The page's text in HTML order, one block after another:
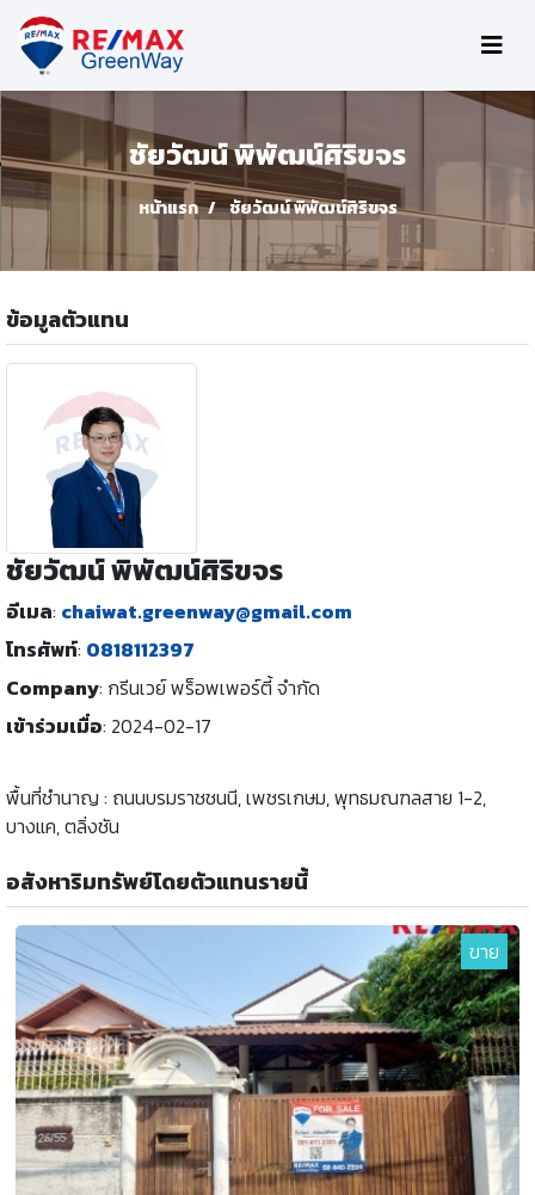
ชัยวัฒน์ พิพัฒน์ศิริขจร
หน้าแรก ชัยวัฒน์ พิพัฒน์ศิริขจร
ข้อมูลตัวแทน
ชัยวัฒน์ พิพัฒน์ศิริขจร
อีเมล: chaiwat.greenway@gmail.com
โทรศัพท์: 0818112397
Company: กรีนเวย์ พร็อพเพอร์ตี้ จำกัด
เข้าร่วมเมื่อ: 2024-02-17
พื้นที่ชำนาญ : ถนนบรมราชชนนี, เพชรเกษม, พุทธมณฑลสาย 1-2,
บางแค, ตลิ่งชัน
อสังหาริมทรัพย์โดยตัวแทนรายนี้
ขาย